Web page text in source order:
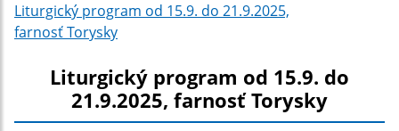
Liturgický program od 15.9. do 21.9.2025,
farnosť Torysky
Liturgický program od 15.9. do
21.9.2025, farnosť Torysky